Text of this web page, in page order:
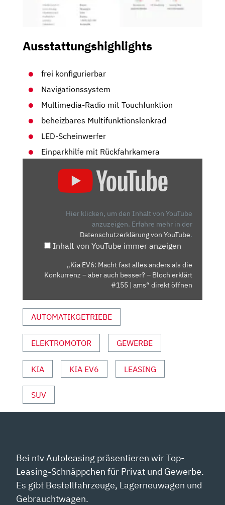
Ausstattungshighlights
frei konfigurierbar
Navigationssystem
Multimedia-Radio mit Touchfunktion
beheizbares Multifunktionslenkrad
LED-Scheinwerfer
Einparkhilfe mit Rückfahrkamera
KONKURRENZ
BESSER?
BLOCH
ERKLÄRT
AMS“
VON
YOUTUBE
Hier klicken, um den Inhalt von YouTube
anzuzeigen. Erfahre mehr in der
Datenschutzerklärung von YouTube.
Inhalt von YouTube immer anzeigen
„Kia EV6: Macht fast alles anders als die
Konkurrenz – aber auch besser? – Bloch erklärt
#155 | ams“ direkt öffnen
AUTOMATIKGETRIEBE
ELEKTROMOTOR GEWERBE
KIA KIA EV6 LEASING
SUV
Bei ntv Autoleasing präsentieren wir Top-
Leasing-Schnäppchen für Privat und Gewerbe.
Es gibt Bestellfahrzeuge, Lagerneuwagen und
Gebrauchtwagen.